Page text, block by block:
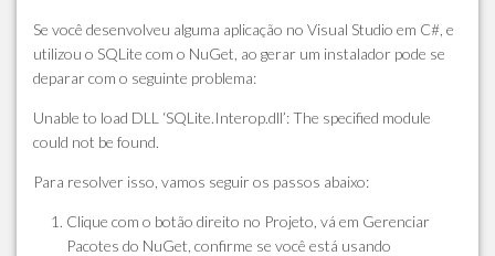
Se você desenvolveu alguma aplicação no Visual Studio em C#, e
utilizou o SQLite com o NuGet, ao gerar um instalador pode se
deparar com o seguinte problema:
Unable to load DLL ‘SQLite.Interop.dll’: The specified module
could not be found.
Para resolver isso, vamos seguir os passos abaixo:
Clique com o botão direito no Projeto, vá em Gerenciar
Pacotes do NuGet, confirme se você está usando